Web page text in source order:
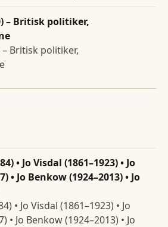
– Britisk politiker,
– Britisk politiker,
• Jo Visdal (1861–1923) • Jo
• Jo Benkow (1924–2013) • Jo
• Jo Visdal (1861–1923) • Jo
• Jo Benkow (1924–2013) • Jo